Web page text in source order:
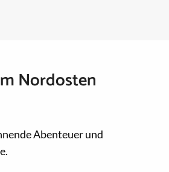
Nordosten
Abenteuer und